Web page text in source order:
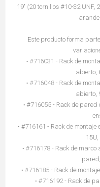
19" (20 tornillos #10-32 UNF,
Este producto forma
• #716031 - Rack de
abierto,
• #716048 - Rack de
abierto,
• #716055 - Rack de pared
• #716161 - Rack de
• #716178 - Rack de
• #716185 - Rack de
• #716192 - Rack de